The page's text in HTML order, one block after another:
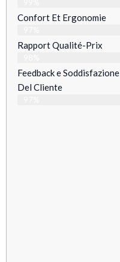
Confort Et Ergonomie
Rapport Qualité-Prix
Feedback e Soddisfazione
Del Cliente